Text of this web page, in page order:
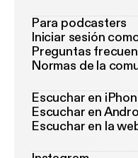
Para podcasters
Iniciar sesión
Preguntas
Normas de la
Escuchar en
Escuchar en
Escuchar en la